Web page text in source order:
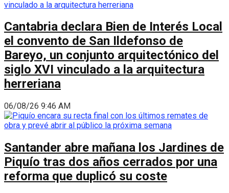
Cantabria declara Bien de Interés Local
el convento de San Ildefonso de
Bareyo, un conjunto arquitectónico del
siglo XVI vinculado a la arquitectura
herreriana
06/08/26 9:46 AM
Santander abre mañana los Jardines de
Piquío tras dos años cerrados por una
reforma que duplicó su coste